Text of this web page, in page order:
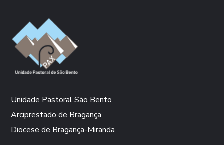
Unidade Pastoral São Bento
Arciprestado de Bragança
Diocese de Bragança-Miranda